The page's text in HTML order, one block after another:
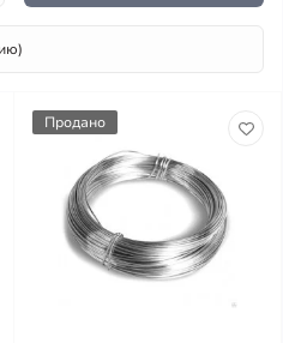
Продано